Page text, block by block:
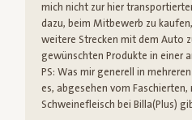
mich nicht zur hier
dazu, beim Mitbewerb zu
weitere Strecken mit dem Auto
gewünschten Produkte in einer
PS: Was mir generell in
es, abgesehen vom
Schweinefleisch bei Billa(Plus)